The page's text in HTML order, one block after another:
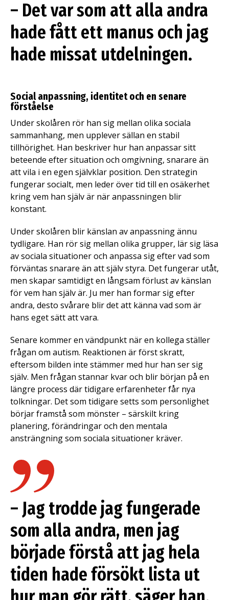
– Det var som att alla andra
hade fått ett manus och jag
hade missat utdelningen.
Social anpassning, identitet och en senare
förståelse
Under skolåren rör han sig mellan olika sociala
sammanhang, men upplever sällan en stabil
tillhörighet. Han beskriver hur han anpassar sitt
beteende efter situation och omgivning, snarare än
att vila i en egen självklar position. Den strategin
fungerar socialt, men leder över tid till en osäkerhet
kring vem han själv är när anpassningen blir
konstant.
Under skolåren blir känslan av anpassning ännu
tydligare. Han rör sig mellan olika grupper, lär sig läsa
av sociala situationer och anpassa sig efter vad som
förväntas snarare än att själv styra. Det fungerar utåt,
men skapar samtidigt en långsam förlust av känslan
för vem han själv är. Ju mer han formar sig efter
andra, desto svårare blir det att känna vad som är
hans eget sätt att vara.
Senare kommer en vändpunkt när en kollega ställer
frågan om autism. Reaktionen är först skratt,
eftersom bilden inte stämmer med hur han ser sig
själv. Men frågan stannar kvar och blir början på en
längre process där tidigare erfarenheter får nya
tolkningar. Det som tidigare setts som personlighet
börjar framstå som mönster – särskilt kring
planering, förändringar och den mentala
ansträngning som sociala situationer kräver.
– Jag trodde jag fungerade
som alla andra, men jag
började förstå att jag hela
tiden hade försökt lista ut